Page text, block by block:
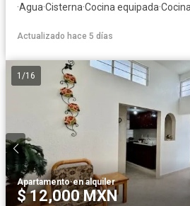
·Agua·Cisterna·Cocina equipada·
Actualizado hace 5 días
1 /16
Apartamento·en alquiler
$ 12,000 MXN